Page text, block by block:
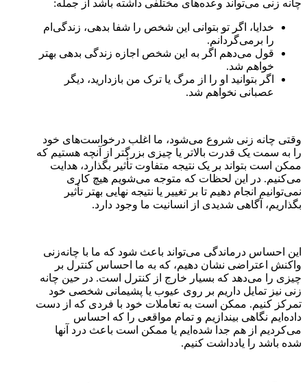
چانه زنی می‌تواند وعده‌های مختلفی داشته باشد از جمله:
خدایا، اگر تو بتوانی این شخص را شفا بدهی، زندگی‌ام
را برمی‌گردانم.
قول می‌دهم اگر به این شخص اجازه زندگی بدهی بهتر
خواهم شد.
اگر بتوانید او را از مرگ یا ترک من بازدارید، دیگر
عصبانی نخواهم شد.
وقتی چانه زنی شروع می‌شود، ما اغلب درخواست‌های خود
را به سمت یک قدرت بالاتر یا چیزی بزرگتر از آنچه هستیم که
ممکن است بتواند بر یک نتیجه متفاوت تأثیر بگذارد، هدایت
می‌کنیم. در این لحظات که متوجه می‌شویم هیچ کاری
نمی‌توانیم انجام دهیم تا بر تغییر یا نتیجه نهایی بهتر تأثیر
بگذاریم، آگاهی شدیدی از انسانیت ما وجود دارد.
این احساس درماندگی می‌تواند باعث شود که ما با چانه‌زنی
واکنش اعتراضی نشان دهیم، که به ما احساس کنترل بر
چیزی را می‌دهد که بسیار خارج از کنترل است. در حین چانه
زنی نیز تمایل داریم بر روی عیوب یا پشیمانی شخصی خود
تمرکز کنیم. ممکن است به تعاملات خود با فردی که از دست
داده‌ایم نگاهی بیندازیم و تمام مواقعی را که احساس
می‌کردیم از هم جدا شده‌ایم یا ممکن است باعث درد آنها
شده باشد را یادداشت کنیم.